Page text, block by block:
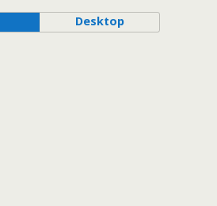
Desktop